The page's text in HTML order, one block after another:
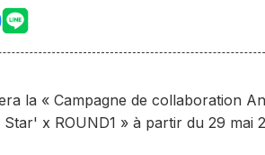
la « Campagne de collaboration
x ROUND1 » à partir du 29 mai